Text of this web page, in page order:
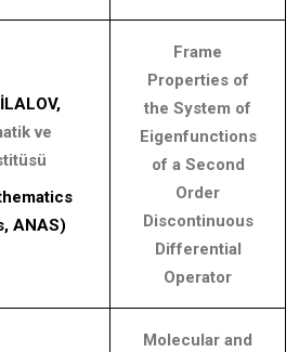
ve
ANAS)
Frame
Properties of
the System of
Eigenfunctions
of a Second
Order
Discontinuous
Differential
Operator
Molecular and